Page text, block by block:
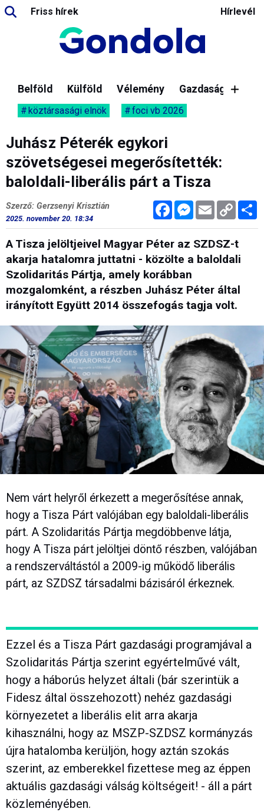
Friss hírek Hírlevél
Belföld Külföld Vélemény Gazdaság
köztársasági elnök foci vb 2026
Juhász Péterék egykori
szövetségesei megerősítették:
baloldali-liberális párt a Tisza
FacebookMessenger
Email Copy
Link
Szerző: Gerzsenyi Krisztián
2025. november 20. 18:34
A Tisza jelöltjeivel Magyar Péter az SZDSZ-t
akarja hatalomra juttatni - közölte a baloldali
Szolidaritás Pártja, amely korábban
mozgalomként, a részben Juhász Péter által
irányított Együtt 2014 összefogás tagja volt.
Nem várt helyről érkezett a megerősítése annak,
hogy a Tisza Párt valójában egy baloldali-liberális
párt. A Szolidaritás Pártja megdöbbenve látja,
hogy A Tisza párt jelöltjei döntő részben, valójában
a rendszerváltástól a 2009-ig működő liberális
párt, az SZDSZ társadalmi bázisáról érkeznek.
Ezzel és a Tisza Párt gazdasági programjával a
Szolidaritás Pártja szerint egyértelművé vált,
hogy a háborús helyzet általi (bár szerintük a
Fidesz által összehozott) nehéz gazdasági
környezetet a liberális elit arra akarja
kihasználni, hogy az MSZP-SZDSZ kormányzás
újra hatalomba kerüljön, hogy aztán szokás
szerint, az emberekkel fizettese meg az éppen
aktuális gazdasági válság költségeit! - áll a párt
közleményében.